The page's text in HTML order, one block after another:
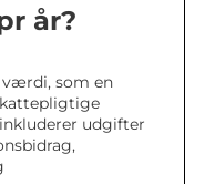
år?
værdi, som en
udgifter